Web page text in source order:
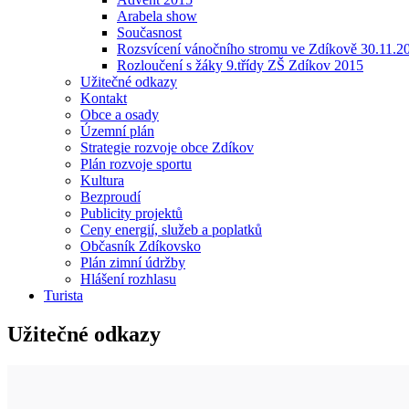
Arabela show
Současnost
Rozsvícení vánočního stromu ve Zdíkově
Rozloučení s žáky 9.třídy ZŠ Zdíkov 2015
Užitečné odkazy
Kontakt
Obce a osady
Územní plán
Strategie rozvoje obce Zdíkov
Plán rozvoje sportu
Kultura
Bezproudí
Publicity projektů
Ceny energií, služeb a poplatků
Občasník Zdíkovsko
Plán zimní údržby
Hlášení rozhlasu
Turista
Užitečné odkazy